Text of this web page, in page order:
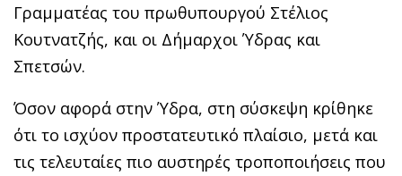
Γραμματέας του πρωθυπουργού Στέλιος
Κουτνατζής, και οι Δήμαρχοι Ύδρας και
Σπετσών.
Όσον αφορά στην Ύδρα, στη σύσκεψη κρίθηκε
ότι το ισχύον προστατευτικό πλαίσιο, μετά και
τις τελευταίες πιο αυστηρές τροποποιήσεις που